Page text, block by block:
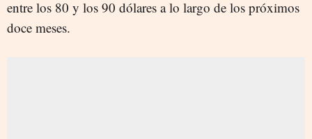
entre los 80 y los 90 dólares a lo largo de los próximos
doce meses.